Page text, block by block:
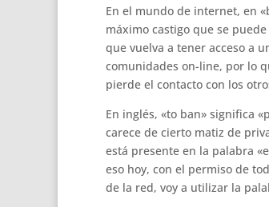
En el mundo de internet, en
máximo castigo que se
que vuelva a tener acceso a
comunidades on-line, por lo
pierde el contacto con los
En inglés, «to ban» significa
carece de cierto matiz de
está presente en la palabra
eso hoy, con el permiso de
de la red, voy a utilizar la